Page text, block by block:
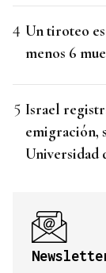
Un tiroteo
menos 6
Israel
emigración,
Universidad